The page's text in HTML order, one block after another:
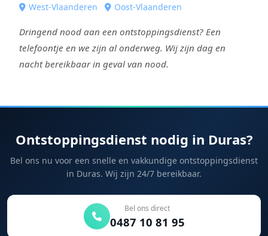
West-Vlaanderen
Oost-Vlaanderen
Dringend nood aan een ontstoppingsdienst? Een
telefoontje en we zijn al onderweg. Wij zijn dag en
nacht bereikbaar in geval van nood.
Ontstoppingsdienst nodig in Duras?
Bel ons nu voor een snelle en vakkundige ontstoppingsdienst
in Duras. Wij zijn 24/7 bereikbaar.
Bel ons direct
0487 10 81 95